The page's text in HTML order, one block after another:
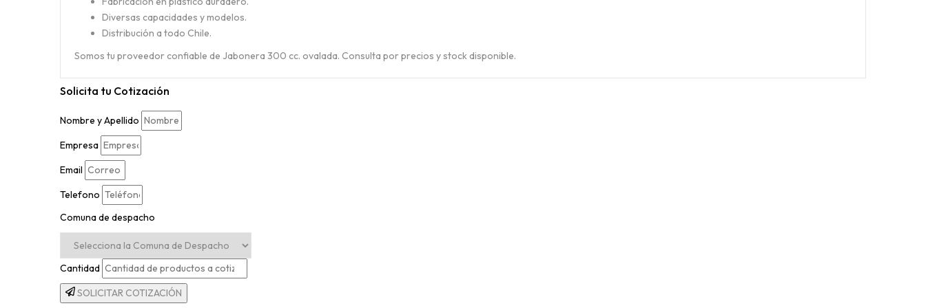
Diversas capacidades y modelos.
Distribución a todo Chile.
Somos tu proveedor confiable de Jabonera 300 cc. ovalada. Consulta por precios y stock disponible.
Solicita tu Cotización
Nombre y Apellido
Empresa
Email
Telefono
Comuna de despacho
Cantidad
SOLICITAR COTIZACIÓN